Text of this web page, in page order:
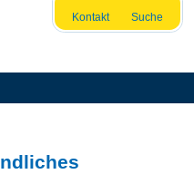
Kontakt Suche